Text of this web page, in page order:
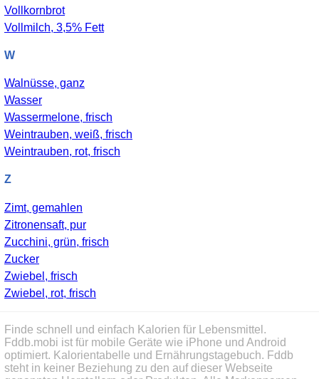
Vollkornbrot
Vollmilch, 3,5% Fett
W
Walnüsse, ganz
Wasser
Wassermelone, frisch
Weintrauben, weiß, frisch
Weintrauben, rot, frisch
Z
Zimt, gemahlen
Zitronensaft, pur
Zucchini, grün, frisch
Zucker
Zwiebel, frisch
Zwiebel, rot, frisch
Finde schnell und einfach Kalorien für Lebensmittel.
Fddb.mobi ist für mobile Geräte wie iPhone und Android
optimiert. Kalorientabelle und Ernährungstagebuch. Fddb
steht in keiner Beziehung zu den auf dieser Webseite